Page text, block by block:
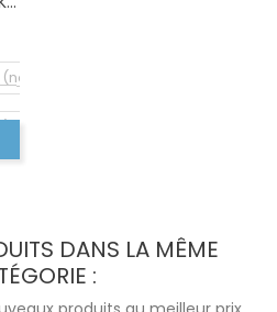
homologué)
DANS LA MÊME
: